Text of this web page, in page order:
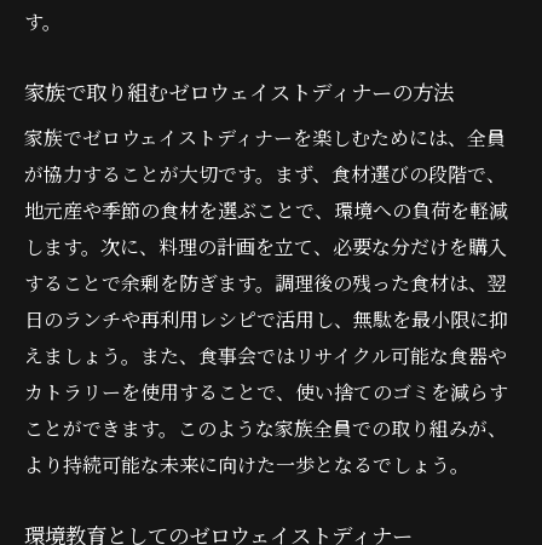
す。
家族で取り組むゼロウェイストディナーの方法
家族でゼロウェイストディナーを楽しむためには、全員
が協力することが大切です。まず、食材選びの段階で、
地元産や季節の食材を選ぶことで、環境への負荷を軽減
します。次に、料理の計画を立て、必要な分だけを購入
することで余剰を防ぎます。調理後の残った食材は、翌
日のランチや再利用レシピで活用し、無駄を最小限に抑
えましょう。また、食事会ではリサイクル可能な食器や
カトラリーを使用することで、使い捨てのゴミを減らす
ことができます。このような家族全員での取り組みが、
より持続可能な未来に向けた一歩となるでしょう。
環境教育としてのゼロウェイストディナー